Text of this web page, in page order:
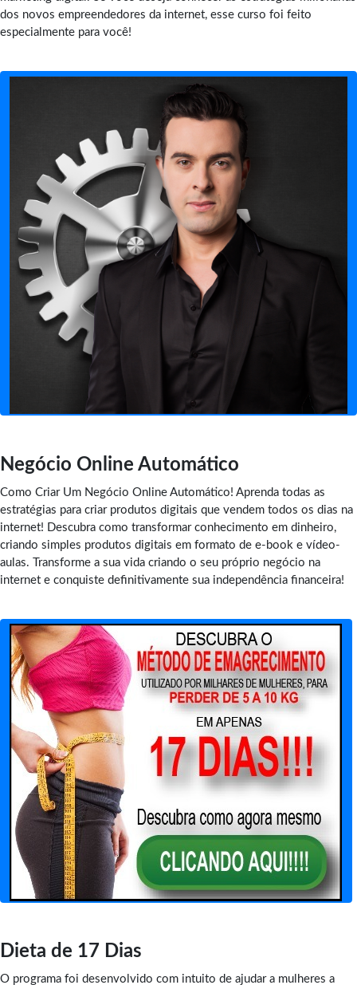
dos novos empreendedores da internet, esse curso foi feito
especialmente para você!
Negócio Online Automático
Como Criar Um Negócio Online Automático! Aprenda todas as
estratégias para criar produtos digitais que vendem todos os dias na
internet! Descubra como transformar conhecimento em dinheiro,
criando simples produtos digitais em formato de e-book e vídeo-
aulas. Transforme a sua vida criando o seu próprio negócio na
internet e conquiste definitivamente sua independência financeira!
Dieta de 17 Dias
O programa foi desenvolvido com intuito de ajudar a mulheres a